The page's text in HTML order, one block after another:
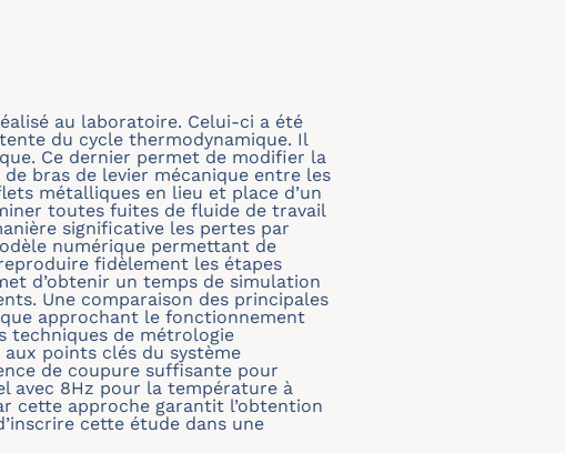
au laboratoire. Celui-ci a été
du cycle thermodynamique. Il
Ce dernier permet de modifier la
bras de levier mécanique entre les
métalliques en lieu et place d’un
toutes fuites de fluide de travail
significative les pertes par
numérique permettant de
fidèlement les étapes
d’obtenir un temps de simulation
Une comparaison des principales
approchant le fonctionnement
techniques de métrologie
points clés du système
de coupure suffisante pour
avec 8Hz pour la température à
cette approche garantit l’obtention
cette étude dans une